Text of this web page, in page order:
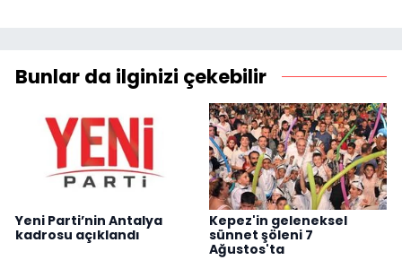
Bunlar da ilginizi çekebilir
Yeni Parti’nin Antalya
kadrosu açıklandı
Kepez'in geleneksel
sünnet şöleni 7
Ağustos'ta